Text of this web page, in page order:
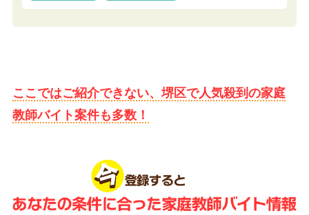
ここではご紹介できない、堺区で人気殺到の家庭
教師バイト案件も多数！